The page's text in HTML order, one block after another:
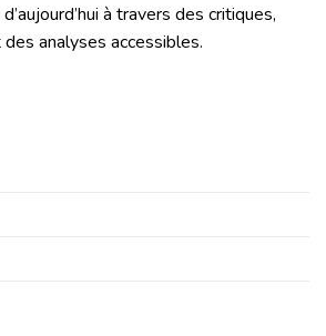
à travers des critiques,
analyses accessibles.